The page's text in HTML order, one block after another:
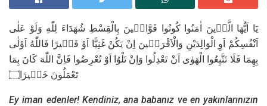
يَا اَيُّهَا الَّذٖينَ اٰمَنُوا كُونُوا قَوَّامٖينَ بِالْقِسْطِ شُهَدَاءَ لِلّٰهِ وَلَوْ عَلٰى
اَنْفُسِكُمْ اَوِ الْوَالِدَيْنِ وَالْاَقْرَبٖينَ اِنْ يَكُنْ غَنِيًّا اَوْ فَقٖيرًا فَاللّٰهُ اَوْلٰى
بِهِمَا فَلَا تَتَّبِعُوا الْهَوٰى اَنْ تَعْدِلُوا وَاِنْ تَلْوُا اَوْ تُعْرِضُوا فَاِنَّ اللّٰهَ كَانَ بِمَا
تَعْمَلُونَ خَبٖيرًا۝
Ey iman edenler! Kendiniz, ana babanız ve en yakınlarınızın